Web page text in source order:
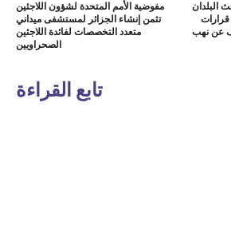
مفوضية الأمم المتحدة لشؤون اللاجئين
تثمن إنشاء الجزائر لمستشفى ميداني
متعدد التخصصات لفائدة اللاجئين
الصحراويين
البلدان
قرارات
عن نهب
تابع القراءة